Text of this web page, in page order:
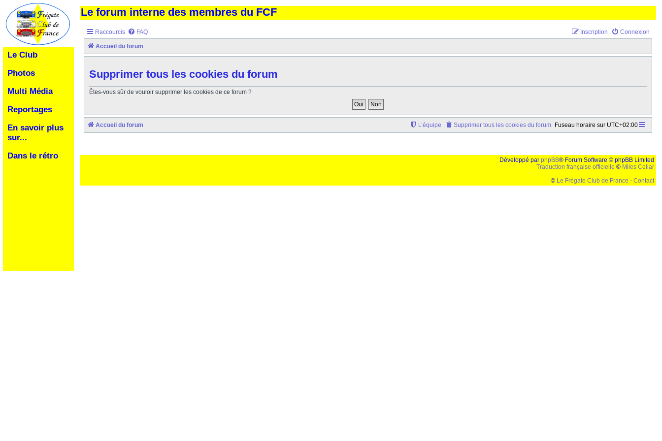
Le Club
Photos
Multi Média
Reportages
En savoir plus
sur...
Dans le rétro
Le forum interne des membres du FCF
Raccourcis FAQ Connexion
Inscription
Accueil du forum
Supprimer tous les cookies du forum
Êtes-vous sûr de vouloir supprimer les cookies de ce forum ?
Accueil du forum Fuseau horaire sur UTC+02:00
Supprimer tous les cookies du forum
L’équipe
Développé par phpBB® Forum Software © phpBB Limited
Traduction française officielle © Miles Cellar
© Le Frégate Club de France - Contact